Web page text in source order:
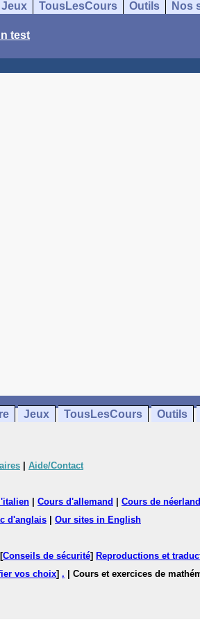
Jeux TousLesCours Outils Nos
test
Jeux TousLesCours Outils
Aide/Contact
Cours d'allemand Cours de
d'anglais Our sites in English
Conseils de sécurité] Reproductions et
vos choix] .
| Cours et exercices de